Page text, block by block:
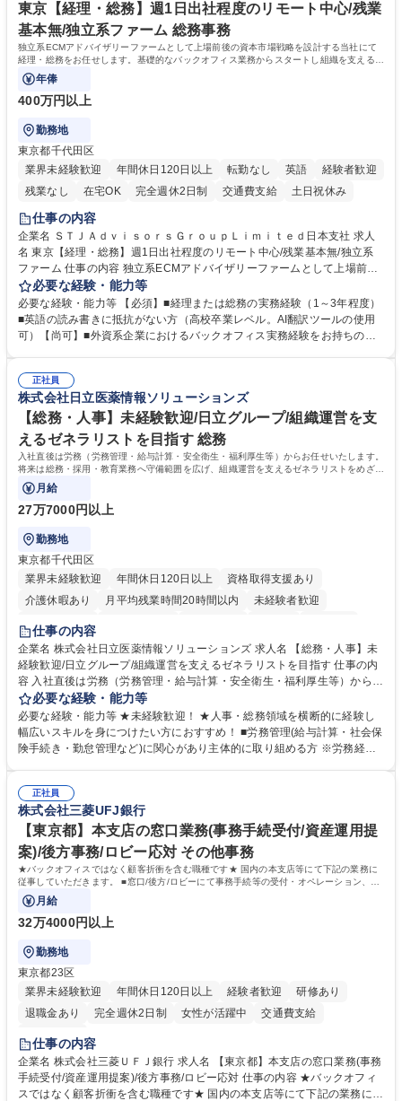
東京【経理・総務】週1日出社程度のリモート中心/残業
基本無/独立系ファーム 総務事務
独立系ECMアドバイザリーファームとして上場前後の資本市場戦略を設計する当社にて
経理・総務をお任せします。基礎的なバックオフィス業務からスタートし組織を支える専
任担当として広く活躍できる環境です。
年俸
400万円以上
勤務地
東京都千代田区
業界未経験歓迎
年間休日120日以上 転勤なし 英語
経験者歓迎
残業なし
在宅OK 完全週休2日制 交通費支給 土日祝休み
仕事の内容
企業名 ＳＴＪＡｄｖｉｓｏｒｓＧｒｏｕｐＬｉｍｉｔｅｄ日本支社 求人
名 東京【経理・総務】週1日出社程度のリモート中心/残業基本無/独立系
ファーム 仕事の内容 独立系ECMアドバイザリーファームとして上場前後
の資本市場戦略を設計する当社にて経理・総務をお任せします。基礎的な
バックオフィス業務からスタートし組織を支える専任担当として広く活躍
できる環境です。 ■日常経理、月次および年次決算サポート業務 ■本国
（グローバル）との英文メール対応（AI翻訳ツール等を使用しての対応で
業務をお任せします。残業も基本的には発生せず、ご自身のペースで業務
を進めやすく定着率の高い環境です。 募集職種 東京【経理・総務】週1日
出社程度のリモート中心/残業基本無/独立系ファーム
必要な経験・能力等
必要な経験・能力等 【必須】■経理または総務の実務経験（1～3年程度）
■英語の読み書きに抵抗がない方（高校卒業レベル。AI翻訳ツールの使用
可）【尚可】■外資系企業におけるバックオフィス実務経験をお持ちの方
【働き方について】現在は週4日程度の在宅勤務を実施しており、ワーク
ライフバランスを重視する方に最適な環境です（フルリモートも面接で相
談可）。【求める人物像】幅広いバックオフィス業務に柔軟に対応でき、
社内外と円滑にコミュニケーションを取りながら業務を推進できる方 学
歴・資格 学歴：大学院 大学 高専 短大 専修学校 高校 語学力： 資格：
正社員
株式会社日立医薬情報ソリューションズ
【総務・人事】未経験歓迎/日立グループ/組織運営を支
えるゼネラリストを目指す 総務
入社直後は労務（労務管理・給与計算・安全衛生・福利厚生等）からお任せいたします。
将来は総務・採用・教育業務へ守備範囲を広げ、組織運営を支えるゼネラリストをめざせ
ます。
月給
27万7000円以上
勤務地
東京都千代田区
業界未経験歓迎
年間休日120日以上
資格取得支援あり
介護休暇あり
月平均残業時間20時間以内
未経験者歓迎
住宅手当あり
育休あり
完全週休2日制 交通費支給 土日祝休み 寮・社宅あり
仕事の内容
企業名 株式会社日立医薬情報ソリューションズ 求人名 【総務・人事】未
経験歓迎/日立グループ/組織運営を支えるゼネラリストを目指す 仕事の内
容 入社直後は労務（労務管理・給与計算・安全衛生・福利厚生等）からお
任せいたします。将来は総務・採用・教育業務へ守備範囲を広げ、組織運
営を支えるゼネラリストをめざせます。 ・初期業務：労働時間管理、給与
計算、社会保険対応、福利厚生管理、安全衛生、健康経営推進等をお任せ
します。ご経験に応じて、休職者管理など、幅広く経験を積んでいただき
幅広く経験を積みたい意欲がある方に最適な環境です。 募集職種 【総
務・人事】未経験歓迎/日立グループ/組織運営を支えるゼネラリストを目
指す
必要な経験・能力等
必要な経験・能力等 ★未経験歓迎！ ★人事・総務領域を横断的に経験し
幅広いスキルを身につけたい方におすすめ！ ■労務管理(給与計算・社会保
険手続き・勤怠管理など)に関心があり主体的に取り組める方 ※労務経験
のご経験 ■労務管理（給与計算・社会保険手続き・勤怠管理など）の経験
■衛生管理者の資格をお持ちの方 学歴・資格 学歴：大学院 大学 高専 短大
専修学校 高校 語学力： 資格：
正社員
株式会社三菱UFJ銀行
【東京都】本支店の窓口業務(事務手続受付/資産運用提
案)/後方事務/ロビー応対 その他事務
★バックオフィスではなく顧客折衝を含む職種です★ 国内の本支店等にて下記の業務に
従事していただきます。 ■窓口/後方/ロビーにて事務手続等の受付・オペレーション、お
客様対応
月給
32万4000円以上
勤務地
東京都23区
業界未経験歓迎
年間休日120日以上 経験者歓迎
研修あり
退職金あり
完全週休2日制 女性が活躍中
交通費支給
土日祝休み
仕事の内容
企業名 株式会社三菱ＵＦＪ銀行 求人名 【東京都】本支店の窓口業務(事務
手続受付/資産運用提案)/後方事務/ロビー応対 仕事の内容 ★バックオフィ
スではなく顧客折衝を含む職種です★ 国内の本支店等にて下記の業務に従